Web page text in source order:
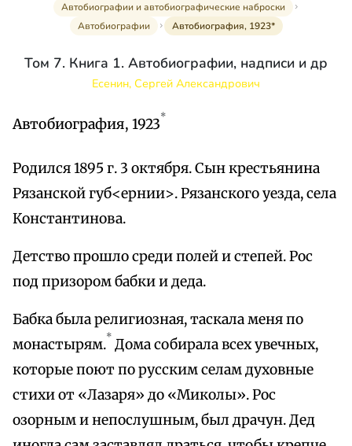
Автобиографии и автобиографические наброски
Автобиографии
Автобиография, 1923*
Том 7. Книга 1. Автобиографии, надписи и др
Есенин, Сергей Александрович
Автобиография, 1923*
Родился 1895 г. 3 октября. Сын крестьянина
Рязанской губ<ернии>. Рязанского уезда, села
Константинова.
Детство прошло среди полей и степей. Рос
под призором бабки и деда.
Бабка была религиозная, таскала меня по
монастырям.* Дома собирала всех увечных,
которые поют по русским селам духовные
стихи от «Лазаря» до «Миколы». Рос
озорным и непослушным, был драчун. Дед